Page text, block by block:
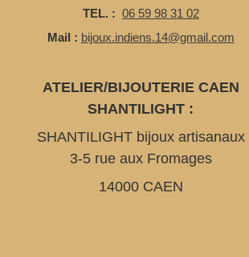
TEL. : 06 59 98 31 02
Mail : bijoux.indiens.14@gmail.com
ATELIER/BIJOUTERIE CAEN
SHANTILIGHT :
SHANTILIGHT bijoux artisanaux
3-5 rue aux Fromages
14000 CAEN